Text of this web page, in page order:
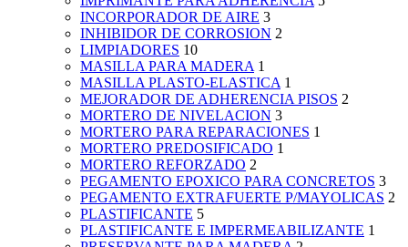
INCORPORADOR DE AIRE 3
INHIBIDOR DE CORROSION 2
LIMPIADORES 10
MASILLA PARA MADERA 1
MASILLA PLASTO-ELASTICA 1
MEJORADOR DE ADHERENCIA PISOS 2
MORTERO DE NIVELACION 3
MORTERO PARA REPARACIONES 1
MORTERO PREDOSIFICADO 1
MORTERO REFORZADO 2
PEGAMENTO EPOXICO PARA CONCRETOS 3
PEGAMENTO EXTRAFUERTE P/MAYOLICAS 2
PLASTIFICANTE 5
PLASTIFICANTE E IMPERMEABILIZANTE 1